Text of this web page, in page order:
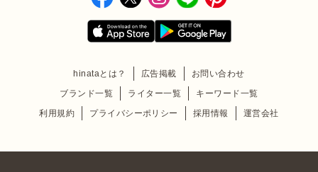
hinataとは？ 広告掲載
お問い合わせ
ブランド一覧
ライター一覧
キーワード一覧
利用規約
プライバシーポリシー 採用情報 運営会社